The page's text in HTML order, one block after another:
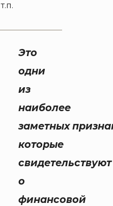
Это
одни
из
наиболее
заметных
которые
свидетельствуют
о
финансовой